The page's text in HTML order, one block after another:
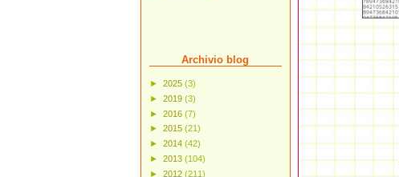
Archivio blog
► 2025 (3)
► 2019 (3)
► 2016 (7)
► 2015 (21)
► 2014 (42)
► 2013 (104)
► 2012 (211)